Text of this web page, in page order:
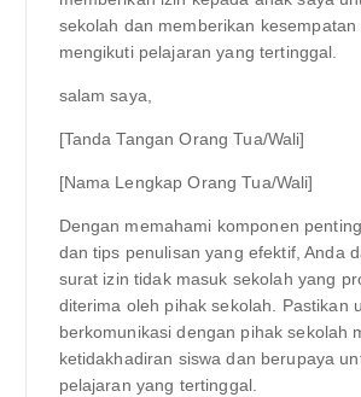
sekolah dan memberikan kesempatan
mengikuti pelajaran yang tertinggal.
salam saya,
[Tanda Tangan Orang Tua/Wali]
[Nama Lengkap Orang Tua/Wali]
Dengan memahami komponen
dan tips penulisan yang efektif, Anda
surat izin tidak masuk sekolah yang
diterima oleh pihak sekolah. Pastikan
berkomunikasi dengan pihak sekolah
ketidakhadiran siswa dan berupaya
pelajaran yang tertinggal.